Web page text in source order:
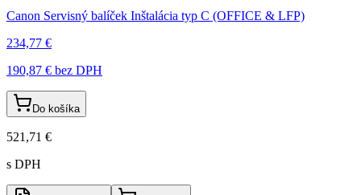
Canon Servisný balíček Inštalácia typ C (OFFICE & LFP)
234,77 €
190,87 € bez DPH
Do košíka
521,71 €
s DPH